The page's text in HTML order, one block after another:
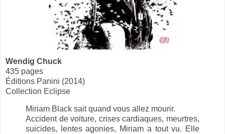
Wendig Chuck
435 pages
Éditions Panini (2014)
Collection Eclipse
Miriam Black sait quand vous allez mourir.
Accident de voiture, crises cardiaques, meurtres,
suicides, lentes agonies, Miriam a tout vu. Elle